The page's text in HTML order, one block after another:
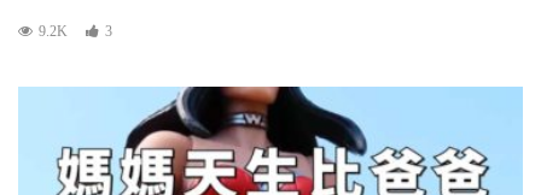
9.2K 3